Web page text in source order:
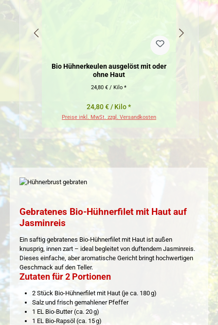
Bio Hühnerkeulen ausgelöst mit oder
ohne Haut
24,80 € / Kilo *
24,80 € / Kilo *
Preise inkl. MwSt. zzgl. Versandkosten
Gebratenes Bio-Hühnerfilet mit Haut auf
Jasminreis
Ein saftig gebratenes Bio-Hühnerfilet mit Haut ist außen
knusprig, innen zart – ideal begleitet von duftendem Jasminreis.
Dieses einfache, aber aromatische Gericht bringt hochwertigen
Geschmack auf den Teller.
Zutaten für 2 Portionen
2 Stück Bio-Hühnerfilet mit Haut (je ca. 180 g)
Salz und frisch gemahlener Pfeffer
1 EL Bio-Butter (ca. 20 g)
1 EL Bio-Rapsöl (ca. 15 g)